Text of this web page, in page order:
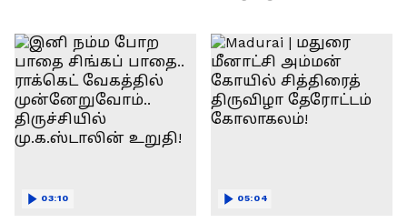
வைத்த அமைச்சர்
செந்தில் பாலாஜி !
பதில் என்ன?
03:10 05:04